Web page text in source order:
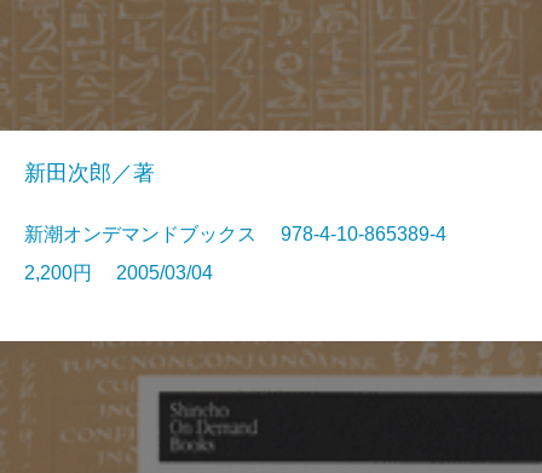
新田次郎／著
新潮オンデマンドブックス 978-4-10-865389-4
2,200円 2005/03/04